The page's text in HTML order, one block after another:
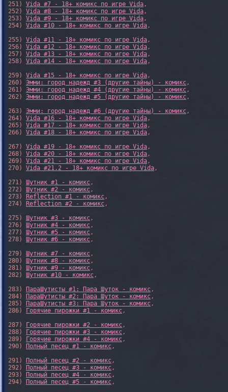
251) Vida #7 - 18+ комикс по игре Vida,
252) Vida #8 - 18+ комикс по игре Vida,
253) Vida #9 - 18+ комикс по игре Vida,
254) Vida #10 - 18+ комикс по игре Vida,
255) Vida #11 - 18+ комикс по игре Vida,
256) Vida #12 - 18+ комикс по игре Vida,
257) Vida #13 - 18+ комикс по игре Vida,
258) Vida #14 - 18+ комикс по игре Vida,
259) Vida #15 - 18+ комикс по игре Vida,
260) Эмми: город надежд #3 (другие тайны) - комикс,
261) Эмми: город надежд #4 (другие тайны) - комикс,
262) Эмми: город надежд #5 (другие тайны) - комикс,
263) Эмми: город надежд #6 (другие тайны) - комикс,
264) Vida #16 - 18+ комикс по игре Vida,
265) Vida #17 - 18+ комикс по игре Vida,
266) Vida #18 - 18+ комикс по игре Vida,
267) Vida #19 - 18+ комикс по игре Vida,
268) Vida #20 - 18+ комикс по игре Vida,
269) Vida #21 - 18+ комикс по игре Vida,
270) Vida #21.2 - 18+ комикс по игре Vida,
271) Шутник #1 - комикс,
272) Шутник #2 - комикс,
273)
Reflection #1 - комикс,
274)
Reflection #2 - комикс,
275) Шутник #3 - комикс,
276) Шутник #4 - комикс,
277) Шутник #5 - комикс,
278) Шутник #6 - комикс,
279) Шутник #7 - комикс,
280) Шутник #8 - комикс,
281) Шутник #9 - комикс,
282) Шутник #10 - комикс,
283)
ПараШутисты #1: Пара Шуток - комикс,
284)
ПараШутисты #2: Пара Шуток - комикс,
285)
ПараШутисты #3: Пара Шуток - комикс,
286)
Горячие пирожки #1 - комикс,
287)
Горячие пирожки #2 - комикс,
288)
Горячие пирожки #3 - комикс,
289)
Горячие пирожки #4 - комикс,
290)
Полный песец #1 - комикс,
291)
Полный песец #2 - комикс,
292)
Полный песец #3 - комикс,
293)
Полный песец #4 - комикс,
294)
Полный песец #5 - комикс,